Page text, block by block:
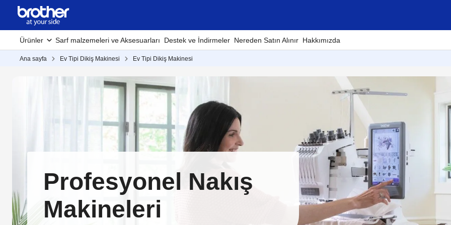
Ürünler Sarf malzemeleri ve Aksesuarları Destek ve İndirmeler Nereden Satın Alınır Hakkımızda
Ana sayfa Ev Tipi Dikiş Makinesi Ev Tipi Dikiş Makinesi
Profesyonel Nakış
Makineleri